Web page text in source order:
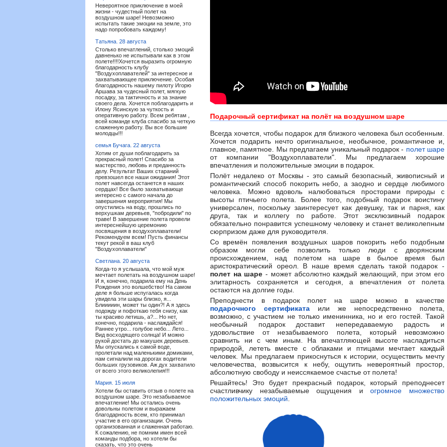
Невероятное приключение в моей
жизни - чудестный полет на
воздушном шаре! Невозможно
испытать такие эмоции на земле, это
надо попробовать каждому!
Татьяна. 28 августа
Столько впечатлений, столько эмоций
давненько не испытывали как в этом
полете!!!!Хочется выразить огромную
благодарность клубу
"Воздухоплавателей" за интересное и
захватывающее приключение. Особая
благодарность нашему пилоту Игорю
Аршава за чудесный полет, мягкую
посадку, за тактичность и за знание
своего дела. Хочется поблагодарить и
Илону Ясинскую за чуткость и
оперативную работу. Всем ребятам ,
всей команде клуба спасибо за четкую
слаженную работу. Вы все большие
молодцы!!!
семья Бучага. 22 августа
Хотим от души поблагодарить за
прекрасный полет! Спасибо за
мастерство, любовь и преданность
делу. Результат Ваших стараний
превзошел все наши ожидания! Этот
полет навсегда останется в наших
сердцах! Все было захватывающе
интересно с самого начала до
завершения мероприятия! Мы
опустились на воду, прошлись по
верхушкам деревьев, "побродили" по
траве! В завершение полета провели
интереснейшую церемонию
посвящения в воздухоплаватели!
Рекомендуем всем! Пусть финансы
текут рекой в ваш клуб
"Воздухоплаватели"
Светлана. 20 августа
Когда-то я услышала, что мой муж
мечтает полетать на воздушном шаре!
И я, конечно, подарила ему на День
Рождения это волшебство! На самом
деле я больше испугалась когда
увидела эти шары близко, я...
Блииииин, может ты один?! А я здесь
подожду и пофоткаю тебя снизу, как
ты красиво летишь, а?... Но нет,
конечно, подарила - наслаждайся!
Раннее утро... голубое небо... Лето...
Вид восходящего солнца! И можно
рукой достать до макушек деревьев.
Мы опускались к самой воде,
пролетали над маленькими домиками,
нам сигналили на дорогах водители
больших грузовиков. Аж дух захватило
от всего этого великолепия!!!
Мария. 15 июля
Хотели бы оставить отзыв о полете на
воздушном шаре. Это незабываемое
впечатление! Мы остались очень
довольны полетом и выражаем
благодарность всем, кто принимал
участие в его организации. Очень
организованная и слаженная работаю.
К сожалению, не помним имен всей
команды подбора, но хотели бы
сказать, что это очень
Подарочный сертификат на полёт на воздушном шаре
Всегда хочется, чтобы подарок для близкого человека был особенным.
Хочется подарить нечто оригинальное, необычное, романтичное и,
главное, памятное. Мы предлагаем уникальный подарок - полет шаре
от компании "Воздухоплаватели". Мы предлагаем хорошие
впечатления и положительные эмоции в подарок.
Полёт недалеко от Москвы - это самый безопасный, живописный и
романтический способ покорить небо, а заодно и сердце любимого
человека. Можно вдоволь налюбоваться просторами природы с
высоты птичьего полета. Более того, подобный подарок воистину
универсален, поскольку заинтересует как девушку, так и парня, как
друга, так и коллегу по работе. Этот эксклюзивный подарок
обязательно понравится успешному человеку и станет великолепным
сюрпризом даже для руководителя.
Со времён появления воздушных шаров покорить небо подобным
образом могли себе позволить только люди с дворянским
происхождением, над полетом на шаре в былое время был
аристократический ореол. В наше время сделать такой подарок -
полет на шаре - может абсолютно каждый желающий, при этом его
элитарность сохраняется и сегодня, а впечатления от полета
остаются на долгие годы.
Преподнести в подарок полет на шаре можно в качестве
подарочного сертификата или же непосредственно полета,
возможно, с участием не только именинника, но и его гостей. Такой
необычный подарок доставит непередаваемую радость и
удовольствие от незабываемого полета, который невозможно
сравнить ни с чем иным. На впечатляющей высоте насладиться
природой, лететь вместе с облаками и птицами мечтает каждый
человек. Мы предлагаем прикоснуться к истории, осуществить мечту
человечества, возвысится к небу, ощутить невероятный простор,
абсолютную свободу и неиссякаемое счастье от полета!
Решайтесь! Это будет прекрасный подарок, который преподнесет
счастливчику незабываемые ощущения иогромное множество
положительных эмоций